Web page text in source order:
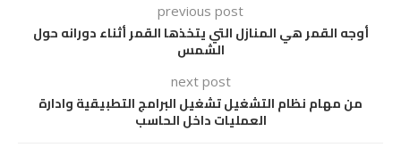
previous post
أوجه القمر هي المنازل التي يتخذها القمر أثناء دورانه حول
الشمس
next post
من مهام نظام التشغيل تشغيل البرامج التطبيقية وادارة
العمليات داخل الحاسب